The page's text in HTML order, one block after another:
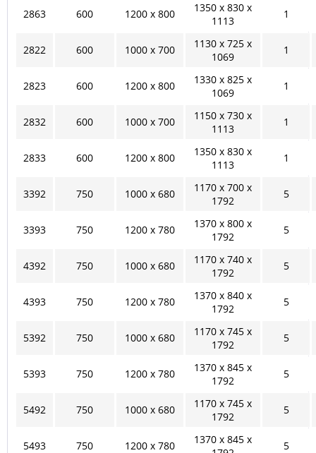
2863 600 1200 x 800
1350 x 830 x
1113
1
2822 600 1000 x 700
1130 x 725 x
1069
1
2823 600 1200 x 800
1330 x 825 x
1069
1
2832 600 1000 x 700
1150 x 730 x
1113
1
2833 600 1200 x 800
1350 x 830 x
1113
1
3392 750 1000 x 680
1170 x 700 x
1792
5
3393 750 1200 x 780
1370 x 800 x
1792
5
4392 750 1000 x 680
1170 x 740 x
1792
5
4393 750 1200 x 780
1370 x 840 x
1792
5
5392 750 1000 x 680
1170 x 745 x
1792
5
5393 750 1200 x 780
1370 x 845 x
1792
5
5492 750 1000 x 680
1170 x 745 x
1792
5
5493 750 1200 x 780
1370 x 845 x
5